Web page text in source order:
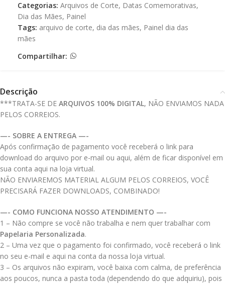
Categorias: Arquivos de Corte, Datas Comemorativas,
Dia das Mães, Painel
Tags: arquivo de corte, dia das mães, Painel dia das
mães
Compartilhar:
Descrição
***TRATA-SE DE ARQUIVOS 100% DIGITAL, NÃO ENVIAMOS NADA
PELOS CORREIOS.
—- SOBRE A ENTREGA —-
Após confirmação de pagamento você receberá o link para
download do arquivo por e-mail ou aqui, além de ficar disponível em
sua conta aqui na loja virtual.
NÃO ENVIAREMOS MATERIAL ALGUM PELOS CORREIOS, VOCÊ
PRECISARÁ FAZER DOWNLOADS, COMBINADO!
—- COMO FUNCIONA NOSSO ATENDIMENTO —-
1 – Não compre se você não trabalha e nem quer trabalhar com
Papelaria Personalizada.
2 – Uma vez que o pagamento foi confirmado, você receberá o link
no seu e-mail e aqui na conta da nossa loja virtual.
3 – Os arquivos não expiram, você baixa com calma, de preferência
aos poucos, nunca a pasta toda (dependendo do que adquiriu), pois